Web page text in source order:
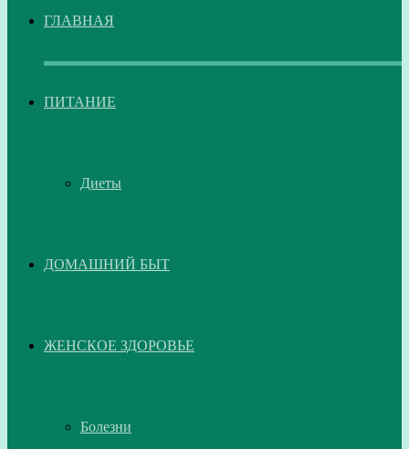
ГЛАВНАЯ
ПИТАНИЕ
Диеты
ДОМАШНИЙ БЫТ
ЖЕНСКОЕ ЗДОРОВЬЕ
Болезни